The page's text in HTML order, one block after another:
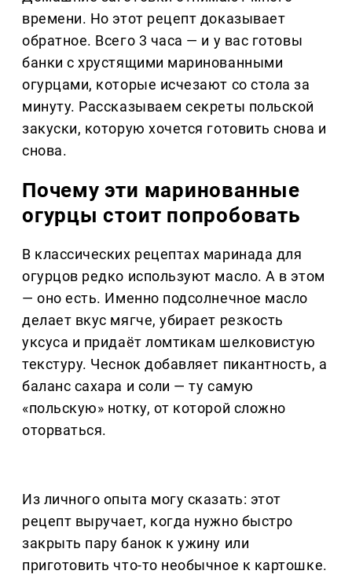
времени. Но этот рецепт доказывает
обратное. Всего 3 часа — и у вас готовы
банки с хрустящими маринованными
огурцами, которые исчезают со стола за
минуту. Рассказываем секреты польской
закуски, которую хочется готовить снова и
снова.
Почему эти маринованные
огурцы стоит попробовать
В классических рецептах маринада для
огурцов редко используют масло. А в этом
— оно есть. Именно подсолнечное масло
делает вкус мягче, убирает резкость
уксуса и придаёт ломтикам шелковистую
текстуру. Чеснок добавляет пикантность, а
баланс сахара и соли — ту самую
«польскую» нотку, от которой сложно
оторваться.
Из личного опыта могу сказать: этот
рецепт выручает, когда нужно быстро
закрыть пару банок к ужину или
приготовить что-то необычное к картошке.